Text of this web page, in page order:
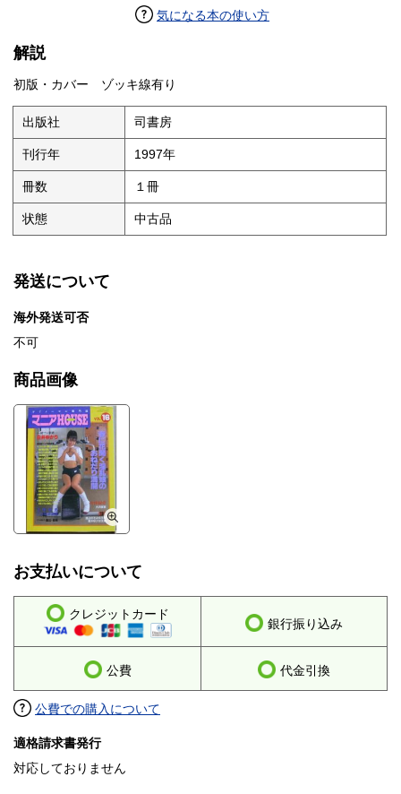
気になる本の使い方
解説
初版・カバー ゾッキ線有り
出版社 司書房
刊行年 1997年
冊数 １冊
状態 中古品
発送について
海外発送可否
不可
商品画像
お支払いについて
クレジットカード
銀行振り込み
公費 代金引換
公費での購入について
適格請求書発行
対応しておりません